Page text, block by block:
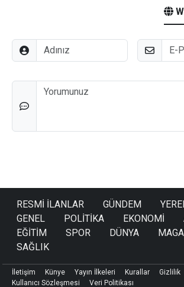
Adınız E-Posta
Düşünceleriniz
RESMİ İLANLAR GÜNDEM
GENEL
POLİTİKA EKONOMİ
EĞİTİM
SPOR DÜNYA
SAĞLIK
İletişim Künye Yayın İlkeleri Kurallar
Gizlilik
Kullanıcı Sözleşmesi
Veri Politikası